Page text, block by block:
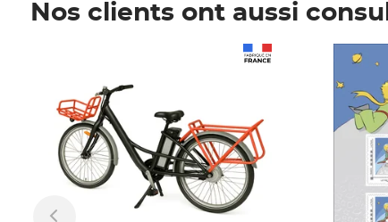
Nos clients ont aussi
Prix 6,25€ HT